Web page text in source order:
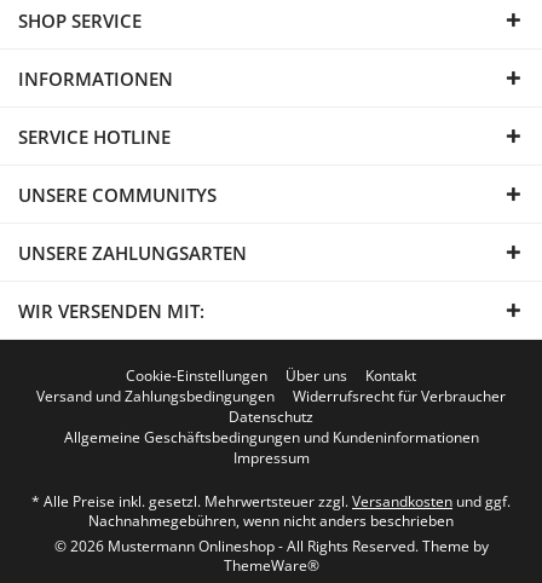
SHOP SERVICE
INFORMATIONEN
SERVICE HOTLINE
UNSERE COMMUNITYS
UNSERE ZAHLUNGSARTEN
WIR VERSENDEN MIT:
Cookie-Einstellungen Über uns
Kontakt
Versand und Zahlungsbedingungen
Widerrufsrecht für Verbraucher
Datenschutz
Allgemeine Geschäftsbedingungen und Kundeninformationen
Impressum
* Alle Preise inkl. gesetzl. Mehrwertsteuer zzgl.Versandkosten und ggf.
Nachnahmegebühren, wenn nicht anders beschrieben
© 2026 Mustermann Onlineshop - All Rights Reserved. Theme by
ThemeWare®